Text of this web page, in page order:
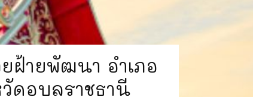
ฝ้ายพัฒนา อำเภอ
ดอุบลราชธานี